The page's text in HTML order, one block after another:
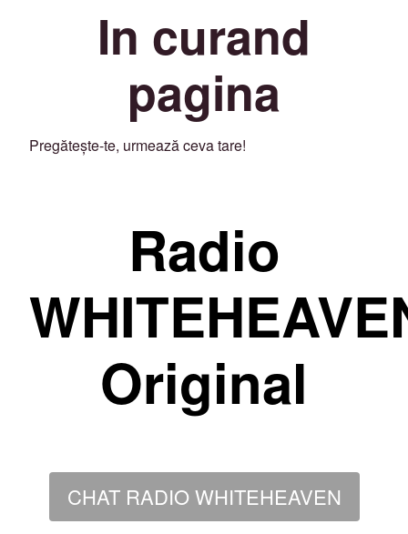
In curand
pagina
Pregătește-te, urmează ceva tare!
Radio
Original
CHAT RADIO WHITEHEAVEN